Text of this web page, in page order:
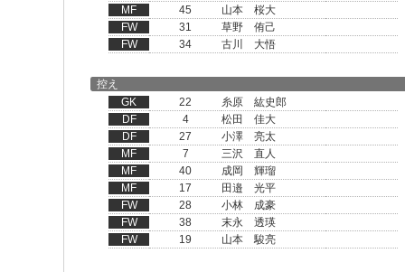
MF
45
山本 桜大
FW
31
草野 侑己
FW
34 古川 大悟
控え
GK
22
糸原 紘史郎
DF
4
松田 佳大
DF
27
小澤 亮太
MF
7
三沢 直人
MF
40
成岡 輝瑠
MF
17
田邉 光平
FW
28
小林 成豪
FW
38
末永 透瑛
FW
19 山本 駿亮